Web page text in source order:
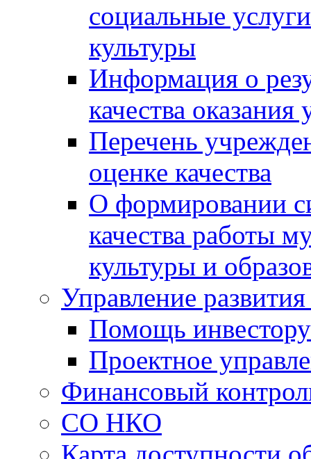
социальные
культуры
Информация о
качества оказания
Перечень
оценке качества
О формировании
качества работы
культуры и
Управление
Помощь инвестору
Проектное
Финансовый
СО НКО